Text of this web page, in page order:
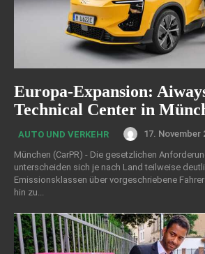
Europa-Expansion:
Technical Center in
AUTO UND VERKEHR
17. November
München (CarPR) - Die gesetzlichen Anforderungen an ein Automobil
unterscheiden sich je nach Land teilweise
Emissionsklassen über vorgeschriebene
hin zu...